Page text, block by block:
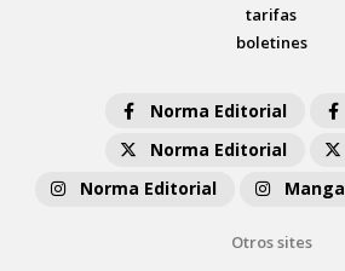
tarifas
boletines
Norma Editorial
Norma Editorial
Norma Editorial
Manga
Otros sites